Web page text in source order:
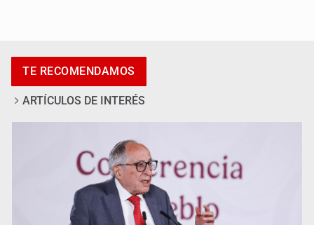
en Oblatos
TE RECOMENDAMOS
ARTÍCULOS DE INTERÉS